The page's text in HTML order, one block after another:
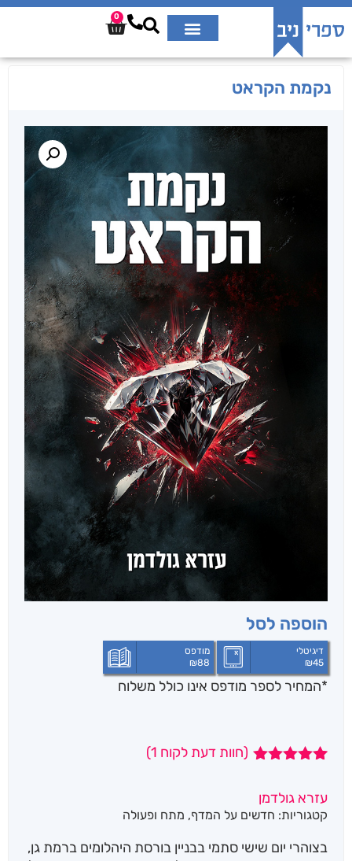
0
נקמת הקראט
הוספה לסל
דיגיטלי
₪45
מודפס
₪88
*המחיר לספר מודפס אינו כולל משלוח
מבוסס על
דירוגים של
(חוות דעת לקוח 1
)
עזרא גולדמן
קטגוריות: חדשים על המדף, מתח ופעולה
בצוהרי יום שישי סתמי בבניין בורסת היהלומים ברמת גן,